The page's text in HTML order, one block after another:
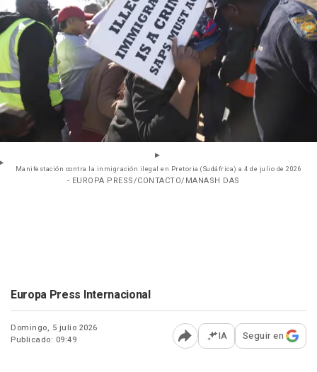
Manifestación contra la inmigración ilegal en Pretoria (Sudáfrica) a 4 de julio de 2026
- EUROPA PRESS/CONTACTO/MANASH DAS
Europa Press Internacional
Domingo, 5 julio 2026
Publicado: 09:49
Abrir opciones para
IA Seguir en